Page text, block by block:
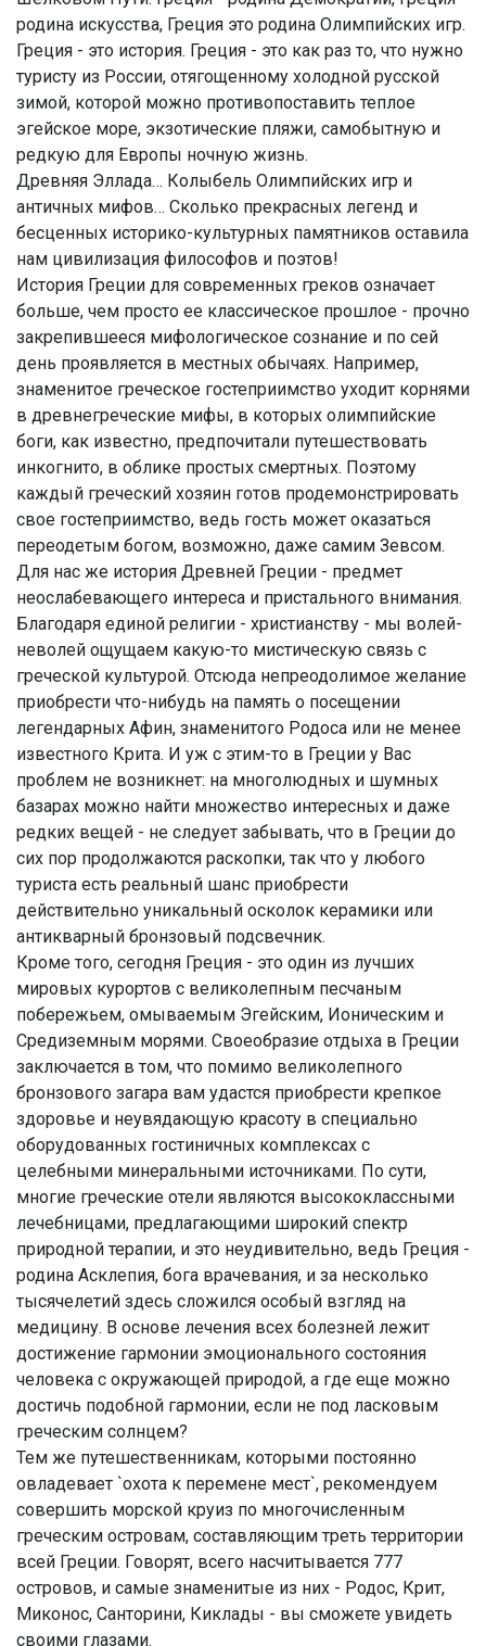
родина искусства, Греция это родина Олимпийских игр.
Греция - это история. Греция - это как раз то, что нужно
туристу из России, отягощенному холодной русской
зимой, которой можно противопоставить теплое
эгейское море, экзотические пляжи, самобытную и
редкую для Европы ночную жизнь.
Древняя Эллада… Колыбель Олимпийских игр и
античных мифов… Сколько прекрасных легенд и
бесценных историко-культурных памятников оставила
нам цивилизация философов и поэтов!
История Греции для современных греков означает
больше, чем просто ее классическое прошлое - прочно
закрепившееся мифологическое сознание и по сей
день проявляется в местных обычаях. Например,
знаменитое греческое гостеприимство уходит корнями
в древнегреческие мифы, в которых олимпийские
боги, как известно, предпочитали путешествовать
инкогнито, в облике простых смертных. Поэтому
каждый греческий хозяин готов продемонстрировать
свое гостеприимство, ведь гость может оказаться
переодетым богом, возможно, даже самим Зевсом.
Для нас же история Древней Греции - предмет
неослабевающего интереса и пристального внимания.
Благодаря единой религии - христианству - мы волей-
неволей ощущаем какую-то мистическую связь с
греческой культурой. Отсюда непреодолимое желание
приобрести что-нибудь на память о посещении
легендарных Афин, знаменитого Родоса или не менее
известного Крита. И уж с этим-то в Греции у Вас
проблем не возникнет: на многолюдных и шумных
базарах можно найти множество интересных и даже
редких вещей - не следует забывать, что в Греции до
сих пор продолжаются раскопки, так что у любого
туриста есть реальный шанс приобрести
действительно уникальный осколок керамики или
антикварный бронзовый подсвечник.
Кроме того, сегодня Греция - это один из лучших
мировых курортов с великолепным песчаным
побережьем, омываемым Эгейским, Ионическим и
Средиземным морями. Своеобразие отдыха в Греции
заключается в том, что помимо великолепного
бронзового загара вам удастся приобрести крепкое
здоровье и неувядающую красоту в специально
оборудованных гостиничных комплексах с
целебными минеральными источниками. По сути,
многие греческие отели являются высококлассными
лечебницами, предлагающими широкий спектр
природной терапии, и это неудивительно, ведь Греция -
родина Асклепия, бога врачевания, и за несколько
тысячелетий здесь сложился особый взгляд на
медицину. В основе лечения всех болезней лежит
достижение гармонии эмоционального состояния
человека с окружающей природой, а где еще можно
достичь подобной гармонии, если не под ласковым
греческим солнцем?
Тем же путешественникам, которыми постоянно
овладевает `охота к перемене мест`, рекомендуем
совершить морской круиз по многочисленным
греческим островам, составляющим треть территории
всей Греции. Говорят, всего насчитывается 777
островов, и самые знаменитые из них - Родос, Крит,
Миконос, Санторини, Киклады - вы сможете увидеть
своими глазами.